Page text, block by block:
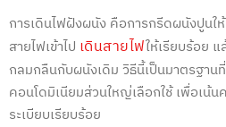
การเดินไฟฝังผนัง คือการกรีดผนังปูนใ
สายไฟเข้าไป เดินสายไฟให้เรียบร้อย
กลมกลืนกับผนังเดิม วิธีนี้เป็นมาตรฐาน
คอนโดมิเนียมส่วนใหญ่เลือกใช้ เพื่อเน้น
ระเบียบเรียบร้อย